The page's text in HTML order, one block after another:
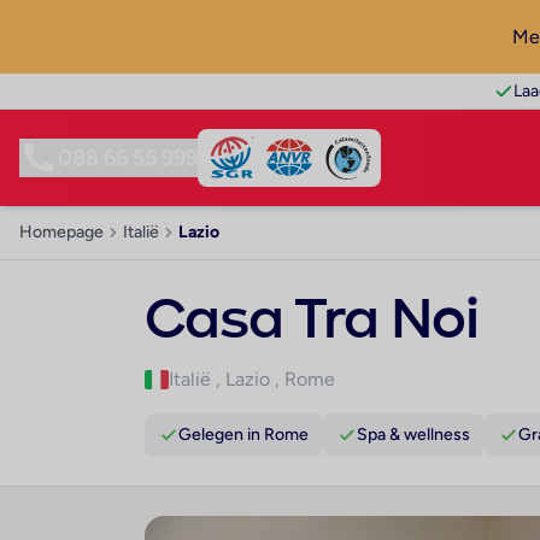
Homepage Italië Lazio
Casa Tra Noi
Italië , Lazio , Rome
Gelegen in Rome Spa & wellness